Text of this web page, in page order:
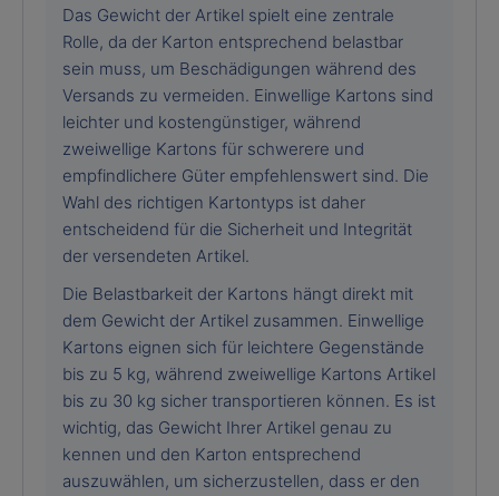
Das Gewicht der Artikel spielt eine zentrale
Rolle, da der Karton entsprechend belastbar
sein muss, um Beschädigungen während des
Versands zu vermeiden. Einwellige Kartons sind
leichter und kostengünstiger, während
zweiwellige Kartons für schwerere und
empfindlichere Güter empfehlenswert sind. Die
Wahl des richtigen Kartontyps ist daher
entscheidend für die Sicherheit und Integrität
der versendeten Artikel.
Die Belastbarkeit der Kartons hängt direkt mit
dem Gewicht der Artikel zusammen. Einwellige
Kartons eignen sich für leichtere Gegenstände
bis zu 5 kg, während zweiwellige Kartons Artikel
bis zu 30 kg sicher transportieren können. Es ist
wichtig, das Gewicht Ihrer Artikel genau zu
kennen und den Karton entsprechend
auszuwählen, um sicherzustellen, dass er den